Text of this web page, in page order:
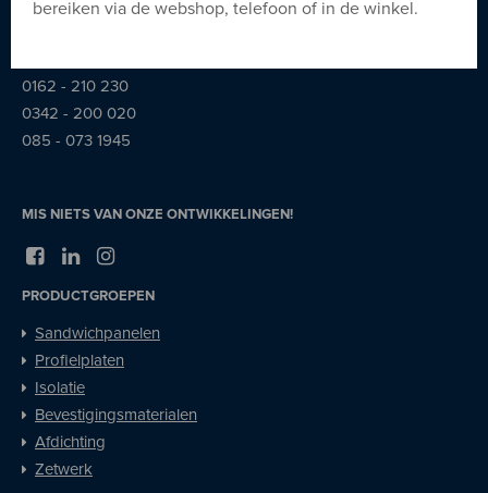
0162 - 210 230
0342 - 200 020
085 - 073 1945
MIS NIETS VAN ONZE ONTWIKKELINGEN!
PRODUCTGROEPEN
Sandwichpanelen
Profielplaten
Isolatie
Bevestigingsmaterialen
Afdichting
Zetwerk
bereiken via de webshop, telefoon of in de winkel.